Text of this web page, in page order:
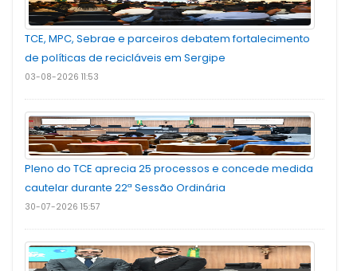
TCE, MPC, Sebrae e parceiros debatem fortalecimento
de políticas de recicláveis em Sergipe
03-08-2026 11:53
Pleno do TCE aprecia 25 processos e concede medida
cautelar durante 22ª Sessão Ordinária
30-07-2026 15:57